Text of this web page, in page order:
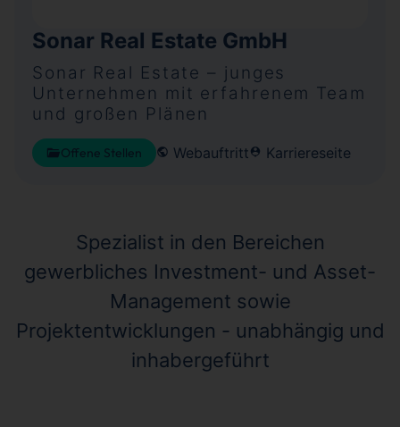
Sonar Real Estate GmbH
Sonar Real Estate – junges
Unternehmen mit erfahrenem Team
und großen Plänen
Offene Stellen Webauftritt Karriereseite
Spezialist in den Bereichen
gewerbliches Investment- und Asset-
Management sowie
Projektentwicklungen - unabhängig und
inhabergeführt